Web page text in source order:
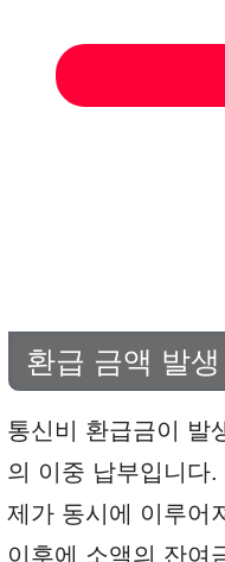
환급 금액 발
통신비 환급금이 발
의 이중 납부입니다
제가 동시에 이루어
이후에 소액의 잔여